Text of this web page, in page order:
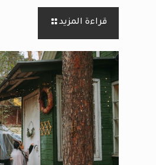
قراءة المزيد